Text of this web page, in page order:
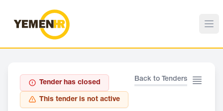
Back to Tenders
Tender has closed
This tender is not active